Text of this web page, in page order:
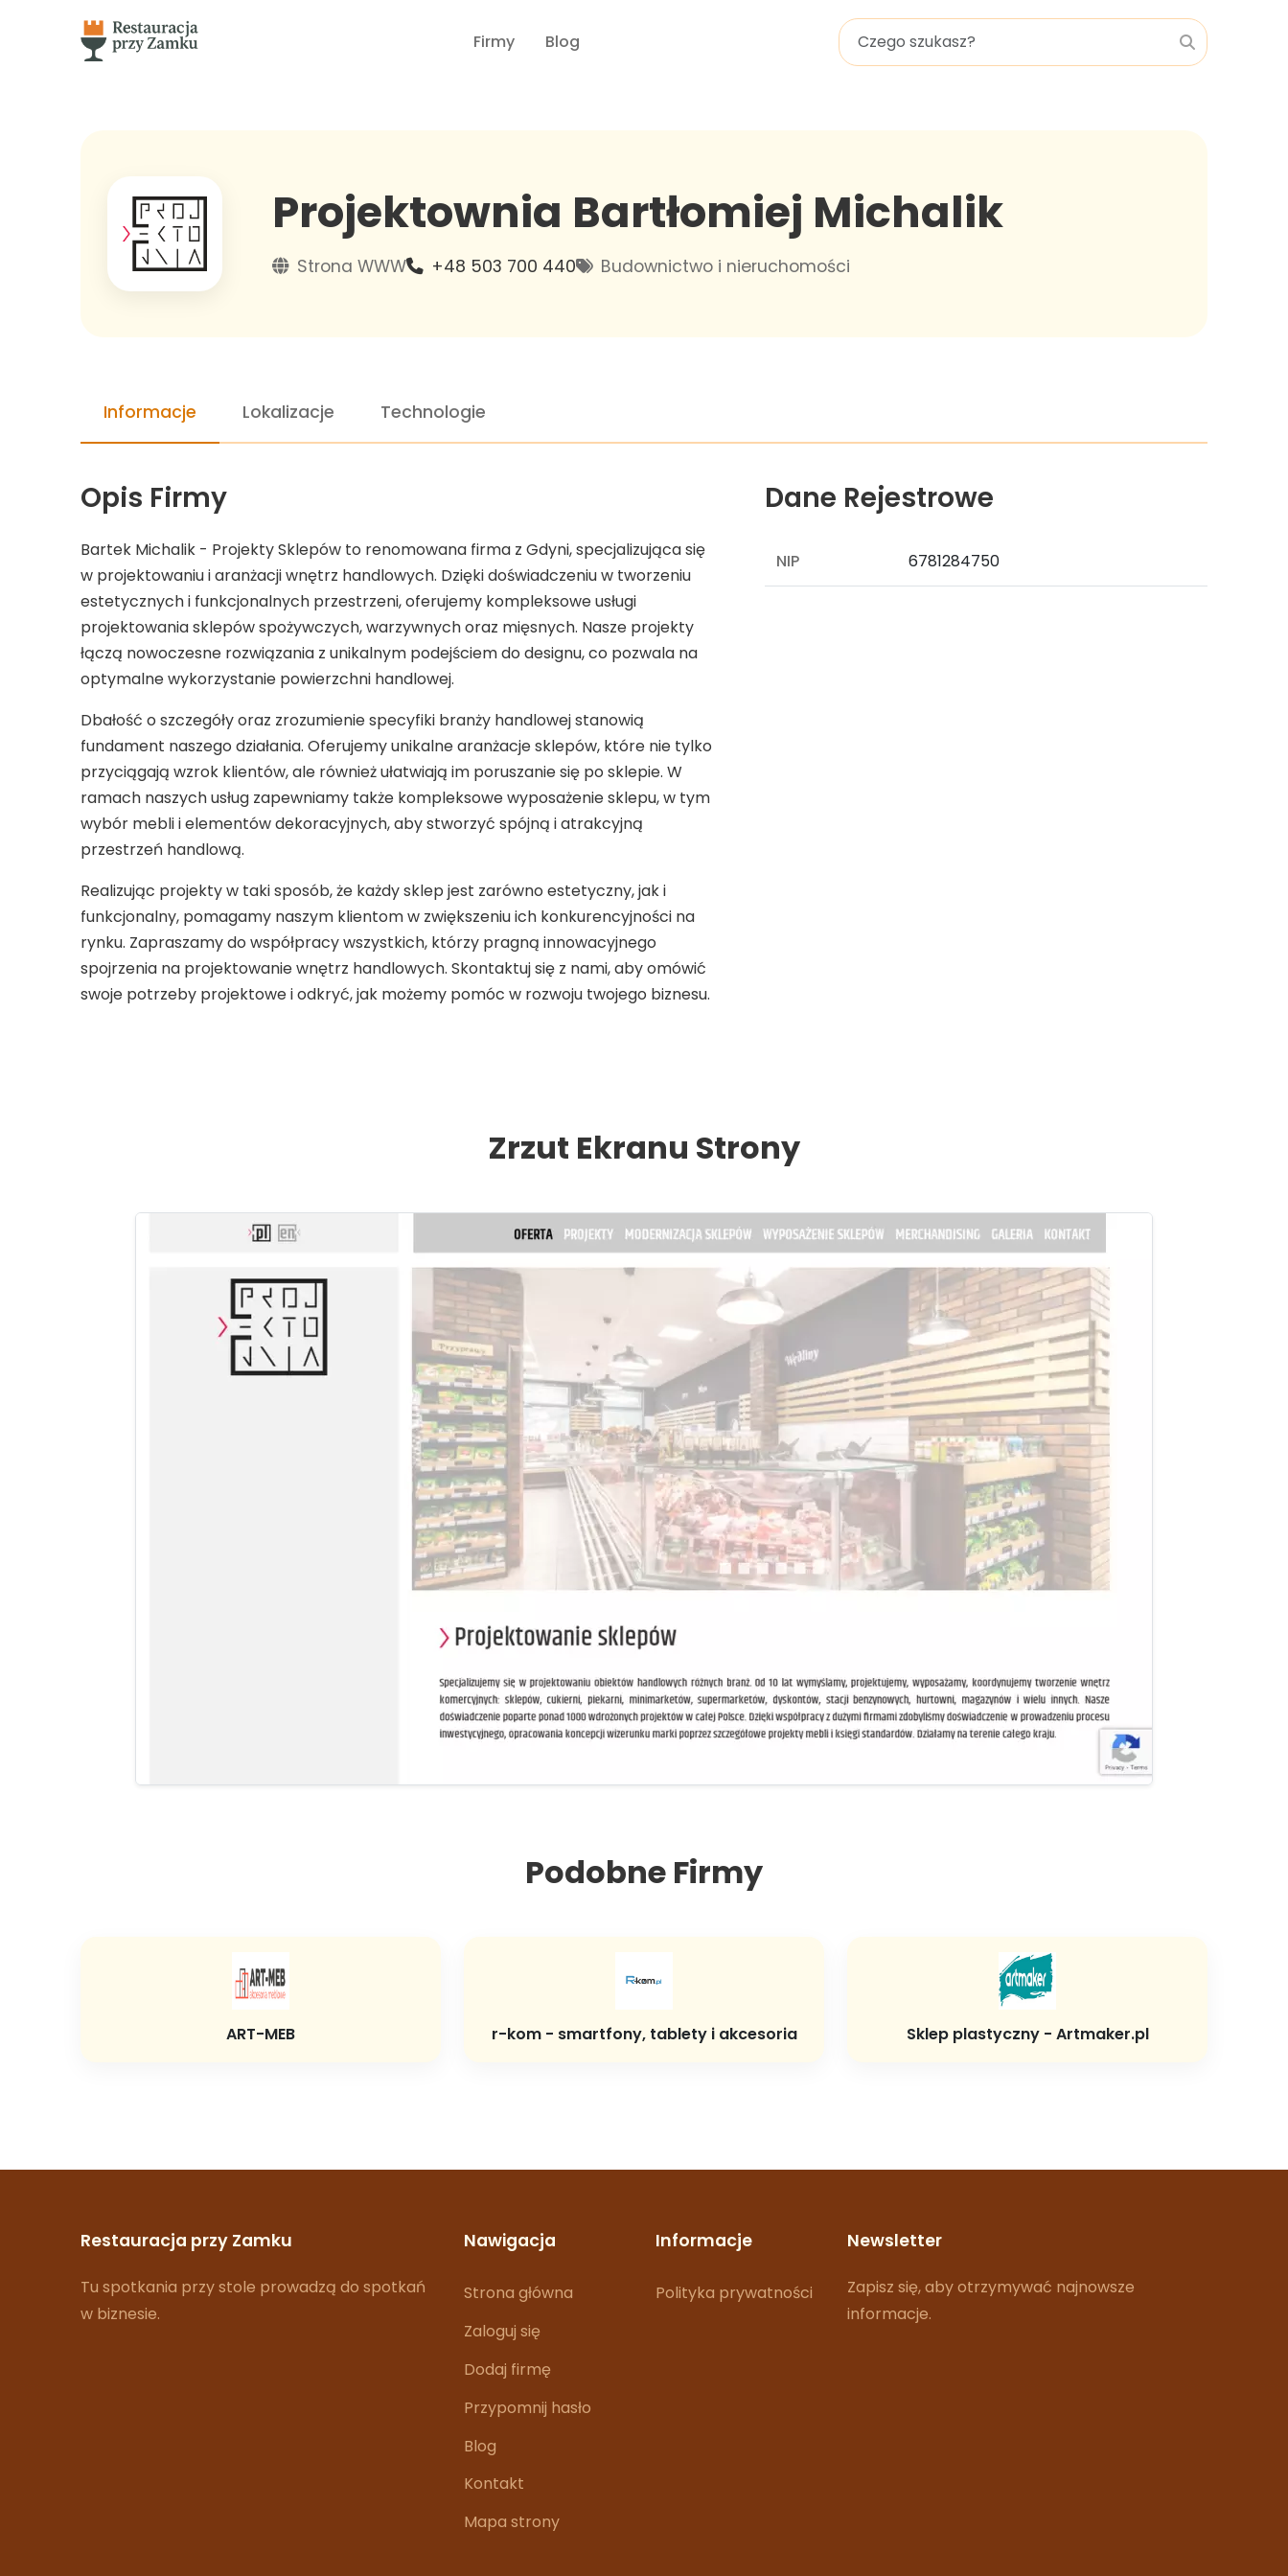
Firmy Blog
Projektownia Bartłomiej Michalik
Strona WWW +48 503 700 440 Budownictwo i nieruchomości
Informacje Lokalizacje Technologie
Opis Firmy
Bartek Michalik - Projekty Sklepów to renomowana firma z Gdyni, specjalizująca się
w projektowaniu i aranżacji wnętrz handlowych. Dzięki doświadczeniu w tworzeniu
estetycznych i funkcjonalnych przestrzeni, oferujemy kompleksowe usługi
projektowania sklepów spożywczych, warzywnych oraz mięsnych. Nasze projekty
łączą nowoczesne rozwiązania z unikalnym podejściem do designu, co pozwala na
optymalne wykorzystanie powierzchni handlowej.
Dbałość o szczegóły oraz zrozumienie specyfiki branży handlowej stanowią
fundament naszego działania. Oferujemy unikalne aranżacje sklepów, które nie tylko
przyciągają wzrok klientów, ale również ułatwiają im poruszanie się po sklepie. W
ramach naszych usług zapewniamy także kompleksowe wyposażenie sklepu, w tym
wybór mebli i elementów dekoracyjnych, aby stworzyć spójną i atrakcyjną
przestrzeń handlową.
Realizując projekty w taki sposób, że każdy sklep jest zarówno estetyczny, jak i
funkcjonalny, pomagamy naszym klientom w zwiększeniu ich konkurencyjności na
rynku. Zapraszamy do współpracy wszystkich, którzy pragną innowacyjnego
spojrzenia na projektowanie wnętrz handlowych. Skontaktuj się z nami, aby omówić
swoje potrzeby projektowe i odkryć, jak możemy pomóc w rozwoju twojego biznesu.
Dane Rejestrowe
NIP 6781284750
Zrzut Ekranu Strony
Podobne Firmy
ART-MEB r-kom - smartfony, tablety i akcesoria Sklep plastyczny - Artmaker.pl
Restauracja przy Zamku
Tu spotkania przy stole prowadzą do spotkań
w biznesie.
Nawigacja
Strona główna
Zaloguj się
Dodaj firmę
Przypomnij hasło
Blog
Kontakt
Mapa strony
Informacje
Polityka prywatności
Newsletter
Zapisz się, aby otrzymywać najnowsze
informacje.